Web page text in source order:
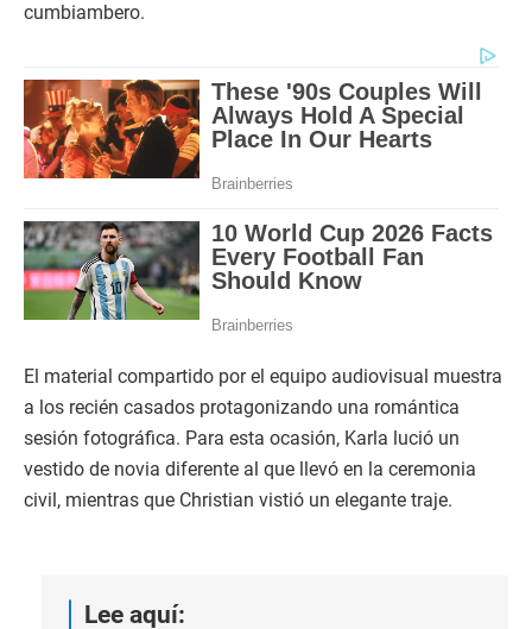
cumbiambero.
El material compartido por el equipo audiovisual muestra
a los recién casados protagonizando una romántica
sesión fotográfica. Para esta ocasión, Karla lució un
vestido de novia diferente al que llevó en la ceremonia
civil, mientras que Christian vistió un elegante traje.
Lee aquí: